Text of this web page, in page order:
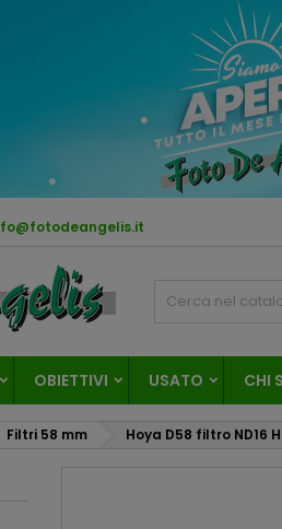
OBIETTIVI USATO CHI
Filtri 58 mm Hoya D58 filtro ND16